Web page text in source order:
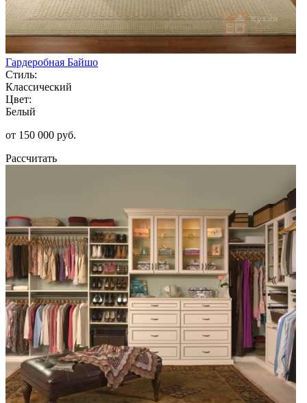
Гардеробная Байшо
Стиль:
Классический
Цвет:
Белый
от 150 000 руб.
Рассчитать